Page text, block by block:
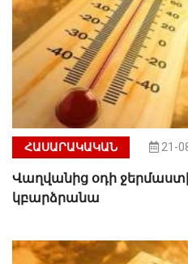
ՀԱՍԱՐԱԿԱԿԱՆ 21-
Վաղվանից օդի
կբարձրանա